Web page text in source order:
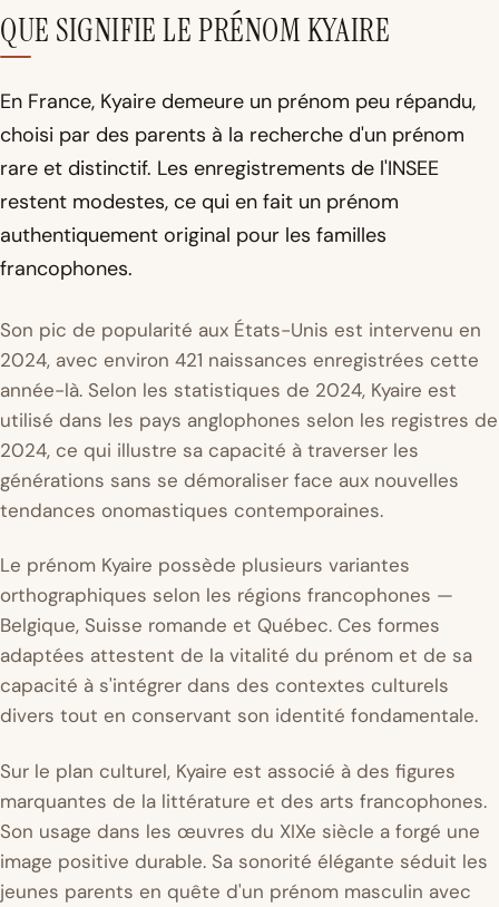
QUE SIGNIFIE LE PRÉNOM KYAIRE
En France, Kyaire demeure un prénom peu répandu,
choisi par des parents à la recherche d'un prénom
rare et distinctif. Les enregistrements de l'INSEE
restent modestes, ce qui en fait un prénom
authentiquement original pour les familles
francophones.
Son pic de popularité aux États-Unis est intervenu en
2024, avec environ 421 naissances enregistrées cette
année-là. Selon les statistiques de 2024, Kyaire est
utilisé dans les pays anglophones selon les registres de
2024, ce qui illustre sa capacité à traverser les
générations sans se démoraliser face aux nouvelles
tendances onomastiques contemporaines.
Le prénom Kyaire possède plusieurs variantes
orthographiques selon les régions francophones —
Belgique, Suisse romande et Québec. Ces formes
adaptées attestent de la vitalité du prénom et de sa
capacité à s'intégrer dans des contextes culturels
divers tout en conservant son identité fondamentale.
Sur le plan culturel, Kyaire est associé à des figures
marquantes de la littérature et des arts francophones.
Son usage dans les œuvres du XIXe siècle a forgé une
image positive durable. Sa sonorité élégante séduit les
jeunes parents en quête d'un prénom masculin avec